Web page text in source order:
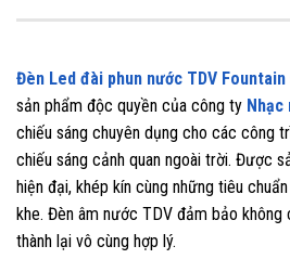
Đèn Led đài phun nước TDV Fountain
sản phẩm độc quyền của công ty Nhạc
chiếu sáng chuyên dụng cho các công
chiếu sáng cảnh quan ngoài trời. Được
hiện đại, khép kín cùng những tiêu
khe. Đèn âm nước TDV đảm bảo
thành lại vô cùng hợp lý.